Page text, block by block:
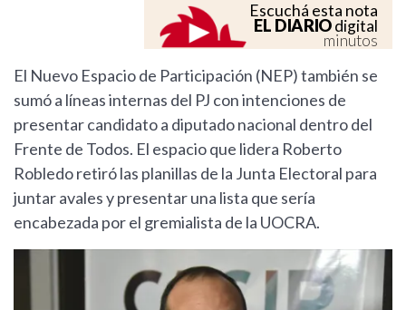
Escuchá esta nota
EL DIARIOdigital
minutos
El Nuevo Espacio de Participación (NEP) también se
sumó a líneas internas del PJ con intenciones de
presentar candidato a diputado nacional dentro del
Frente de Todos. El espacio que lidera Roberto
Robledo retiró las planillas de la Junta Electoral para
juntar avales y presentar una lista que sería
encabezada por el gremialista de la UOCRA.